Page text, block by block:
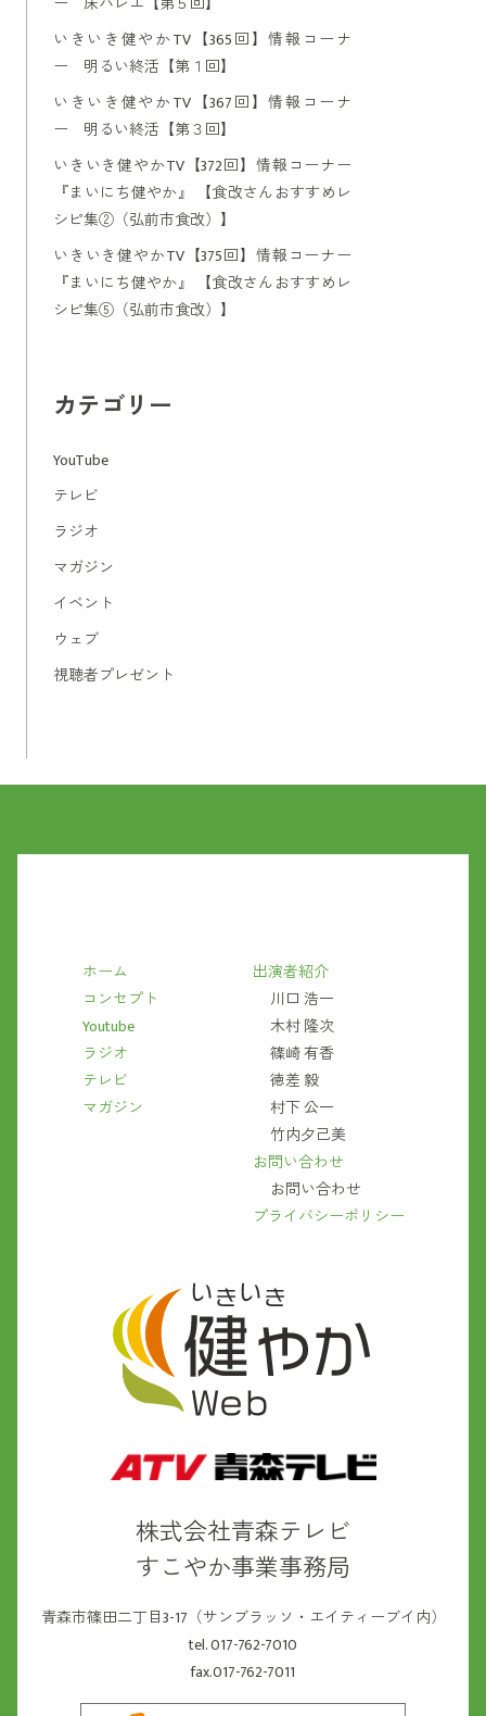
いきいき健やかTV【365回】情報コーナ
ー 明るい終活【第１回】
いきいき健やかTV【367回】情報コーナ
ー 明るい終活【第３回】
いきいき健やかTV【372回】情報コーナー
『まいにち健やか』 【食改さんおすすめレ
シピ集②（弘前市食改）】
いきいき健やかTV【375回】情報コーナー
『まいにち健やか』 【食改さんおすすめレ
シピ集⑤（弘前市食改）】
カテゴリー
YouTube
テレビ
ラジオ
マガジン
イベント
ウェブ
視聴者プレゼント
株式会社青森テレビ
すこやか事業事務局
青森市篠田二丁目3-17（サンブラッソ・エイティーブイ内）
tel. 017-762-7010
fax.017-762-7011
ホーム
コンセプト
Youtube
ラジオ
テレビ
マガジン
出演者紹介
川口 浩一
木村 隆次
篠崎 有香
徳差 毅
村下 公一
竹内夕己美
お問い合わせ
お問い合わせ
プライバシーポリシー